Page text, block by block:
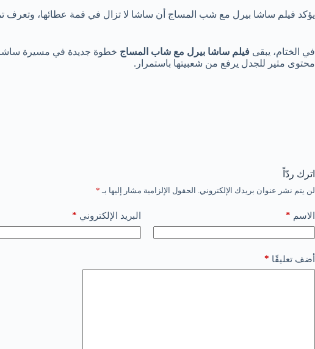
يؤكد فيلم ساشا بيرل مع شب المساج أن ساشا لا تزال في قمة عطائها، وتعرف
في الختام، يبقى فيلم ساشا بيرل مع شاب المساج خطوة جديدة في مسيرة ساشا
محتوى مثير للجدل يرفع من شعبيتها باستمرار.
اترك ردّاً
لن يتم نشر عنوان بريدك الإلكتروني. الحقول الإلزامية مشار إليها بـ *
الاسم * البريد الإلكتروني *
أضف تعليقًا *